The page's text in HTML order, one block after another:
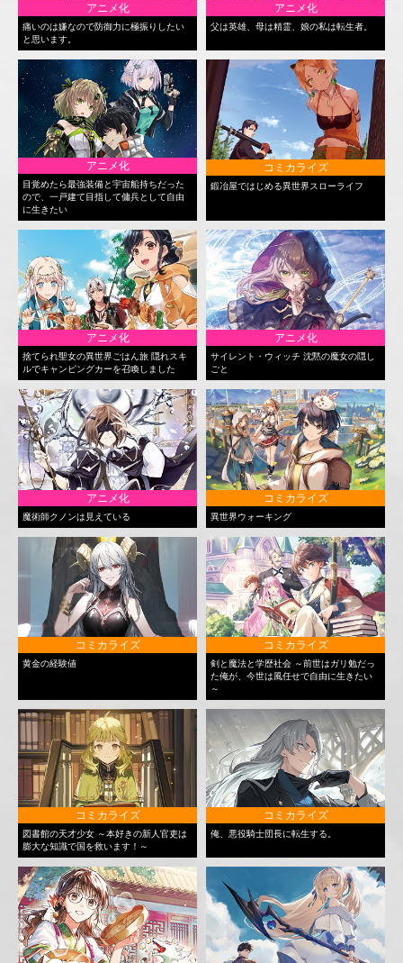
アニメ化
痛いのは嫌なので防御力に極振りしたい
と思います。
アニメ化
父は英雄、母は精霊、娘の私は転生者。
アニメ化
目覚めたら最強装備と宇宙船持ちだった
ので、一戸建て目指して傭兵として自由
に生きたい
コミカライズ
鍛冶屋ではじめる異世界スローライフ
アニメ化
捨てられ聖女の異世界ごはん旅 隠れスキ
ルでキャンピングカーを召喚しました
アニメ化
サイレント・ウィッチ 沈黙の魔女の隠し
ごと
アニメ化
魔術師クノンは見えている
コミカライズ
異世界ウォーキング
コミカライズ
黄金の経験値
コミカライズ
剣と魔法と学歴社会 ～前世はガリ勉だっ
た俺が、今世は風任せで自由に生きたい
～
コミカライズ
図書館の天才少女 ～本好きの新人官吏は
膨大な知識で国を救います！～
コミカライズ
俺、悪役騎士団長に転生する。